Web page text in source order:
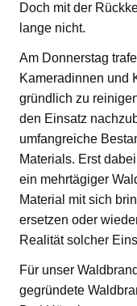
Doch mit der
lange nicht.
Am Donnerstag
Kameradinnen und
gründlich zu
den Einsatz
umfangreiche
Materials. Erst
ein mehrtägiger
Material mit sich
ersetzen oder
Realität solcher
Für unser
gegründete